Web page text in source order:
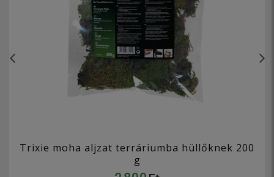
Trixie moha aljzat terráriumba hüllőknek 200
g